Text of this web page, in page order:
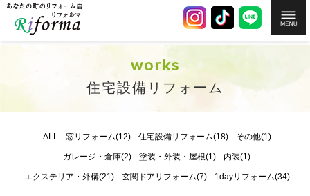
works
住宅設備リフォーム
ALL 窓リフォーム(12) 住宅設備リフォーム(18) その他(1)
ガレージ・倉庫(2) 塗装・外装・屋根(1) 内装(1)
エクステリア・外構(21) 玄関ドアリフォーム(7) 1dayリフォーム(34)